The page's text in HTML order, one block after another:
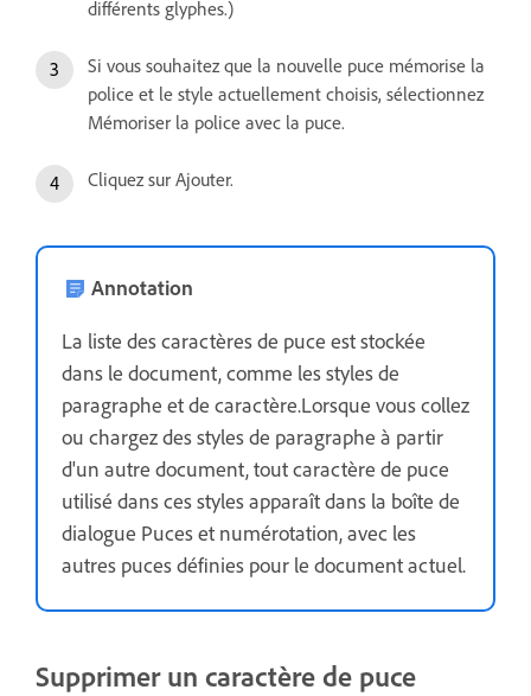
différents glyphes.)
Si vous souhaitez que la nouvelle puce mémorise la
police et le style actuellement choisis, sélectionnez
Mémoriser la police avec la puce.
Cliquez sur Ajouter.
Annotation
La liste des caractères de puce est stockée
dans le document, comme les styles de
paragraphe et de caractère.Lorsque vous collez
ou chargez des styles de paragraphe à partir
d'un autre document, tout caractère de puce
utilisé dans ces styles apparaît dans la boîte de
dialogue Puces et numérotation, avec les
autres puces définies pour le document actuel.
Supprimer un caractère de puce